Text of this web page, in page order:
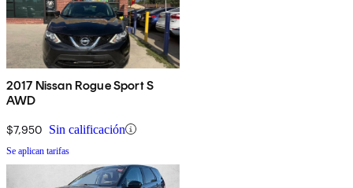
2017 Nissan Rogue Sport S
AWD
$7,950 Sin calificación
Se aplican tarifas